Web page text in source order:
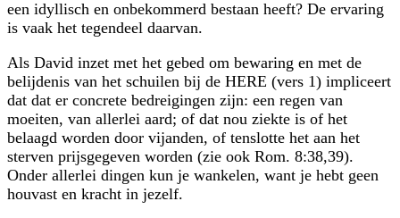
een idyllisch en onbekom­merd bestaan heeft? De ervaring
is vaak het tegendeel daarvan.
Als David inzet met het gebed om bewaring en met de
belijdenis van het schuilen bij de HERE (vers 1) impliceert
dat dat er concrete bedreigingen zijn: een regen van
moeiten, van allerlei aard; of dat nou ziekte is of het
belaagd worden door vijanden, of tenslotte het aan het
sterven prijsgegeven worden (zie ook Rom. 8:38,39).
Onder allerlei dingen kun je wankelen, want je hebt geen
houvast en kracht in jezelf.